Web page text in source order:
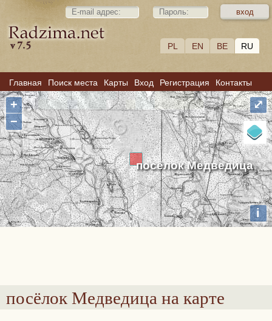
PL EN BE RU
Главная Поиск места Карты Вход Регистрация Контакты
посёлок Медведица
+
−
i
⤢
посёлок Медведицана карте